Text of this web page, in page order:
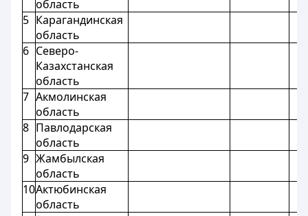
область
5 Карагандинская
область
6 Северо-
Казахстанская
область
7 Акмолинская
область
8 Павлодарская
область
9 Жамбылская
область
10Актюбинская
область